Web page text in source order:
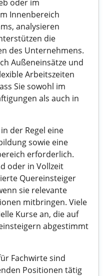
oder im
Innenbereich
analysieren
die
des Unternehmens.
Außeneinsätze und
Arbeitszeiten
Sie sowohl im
als auch in
der Regel eine
sowie eine
erforderlich.
oder in Vollzeit
Quereinsteiger
sie relevante
mitbringen. Viele
Kurse an, die auf
abgestimmt
Fachwirte sind
Positionen tätig